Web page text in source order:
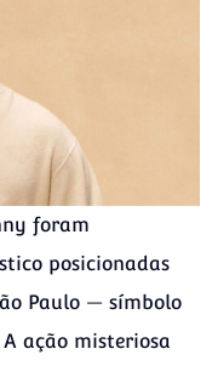
foram
posicionadas
Paulo — símbolo
ação misteriosa